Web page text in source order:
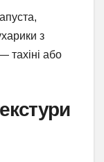
з
тахіні або